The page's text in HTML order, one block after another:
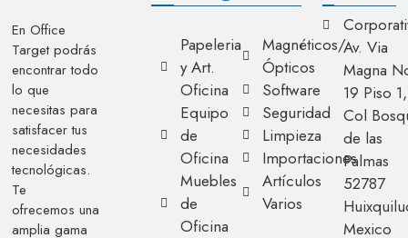
En Office
Target podrás
encontrar todo
lo que
necesitas para
satisfacer tus
necesidades
tecnológicas.
Te
ofrecemos una
amplia gama
Papeleria
y Art.
Oficina
Equipo
de
Oficina
Muebles
de
Oficina
Magnéticos/
Ópticos
Software
Seguridad
Limpieza
Importaciones
Artículos
Varios
Av. Via
Magna
19 Piso 1,
Col
de las
Palmas
52787
Mexico